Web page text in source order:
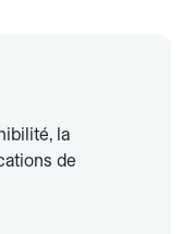
la
de